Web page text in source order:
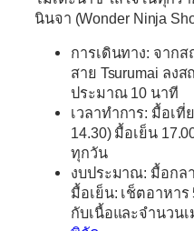
นินจา (Wonder Ninja
การเดินทาง: จากส
สาย Tsurumai ลง
ประมาณ 10 นาที
เวลาทำการ: มื้อเที่
14.30) มื้อเย็น
ทุกวัน
งบประมาณ: มื้อกล
มื้อเย็น: เช็ตอาหาร
กับเนื้อและจำนวน